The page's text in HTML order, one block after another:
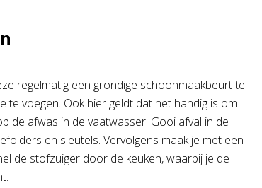
regelmatig een grondige schoonmaakbeurt te
te voegen. Ook hier geldt dat het handig is om
de afwas in de vaatwasser. Gooi afval in de
en sleutels. Vervolgens maak je met een
de stofzuiger door de keuken, waarbij je de